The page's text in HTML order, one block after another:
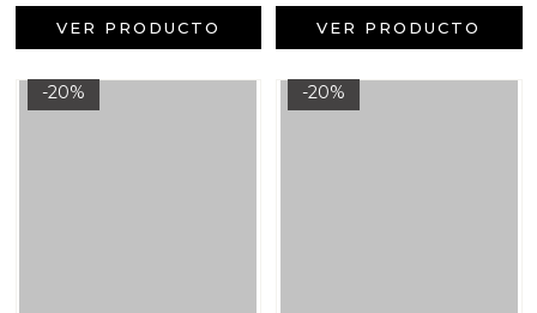
VER PRODUCTO VER PRODUCTO
-20% -20%